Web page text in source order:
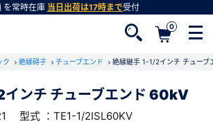
を常時在庫 当日出荷は17時まで受付
0
ク 絶縁碍子 チューブエンド 絶縁継手 1-1/2インチ チューブ
インチ チューブエンド 60kV
型式 ：TE1-1/2ISL60KV
合報告書のダウンロード
適合報告書のダウンロードをします。
インチ チューブエンド 60kV
登録がお済みでない方